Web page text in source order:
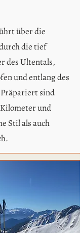
über die
die tief
des Ultentals,
und entlang des
Präpariert sind
Kilometer und
Stil als auch